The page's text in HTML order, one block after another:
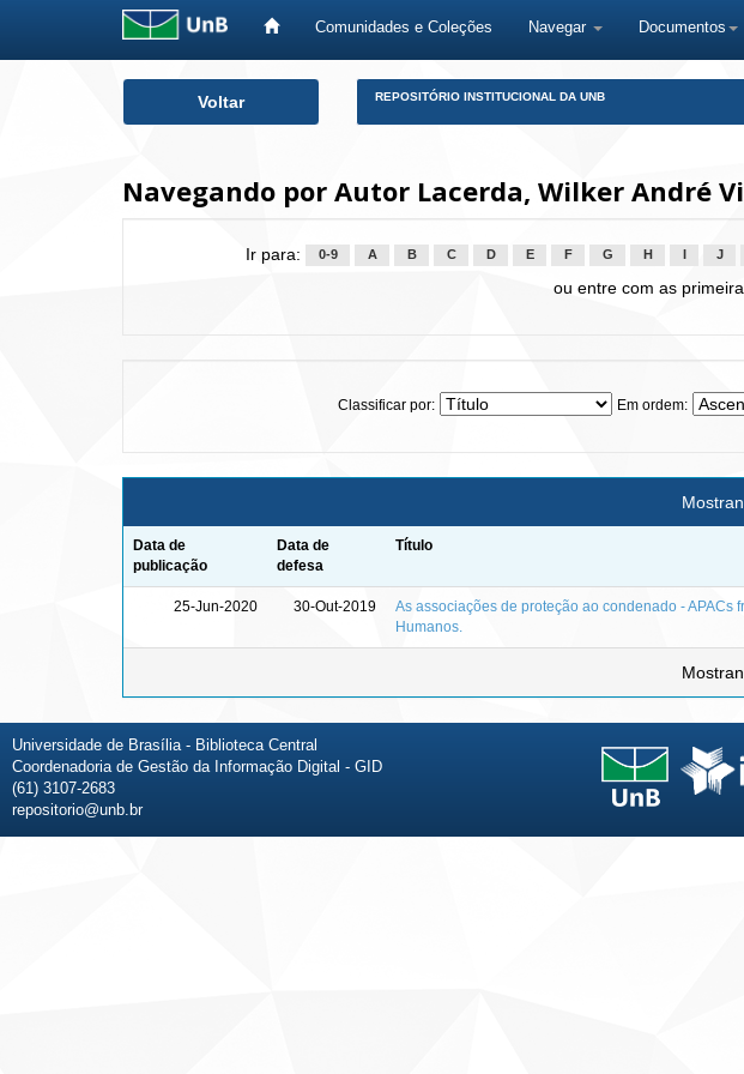
Comunidades e Coleções Navegar Documentos
Voltar REPOSITÓRIO INSTITUCIONAL DA UNB
Navegando por Autor Lacerda, Wilker André
Ir para: 0-9 A B C D E F G H J
ou entre com as
Classificar por: Em ordem:
Data de
publicação
Data de
defesa
Título
25-Jun-2020 30-Out-2019
As associações de proteção ao condenado - APACs
Humanos.
Universidade de Brasília - Biblioteca Central
Coordenadoria de Gestão da Informação Digital - GID
(61) 3107-2683
repositorio@unb.br